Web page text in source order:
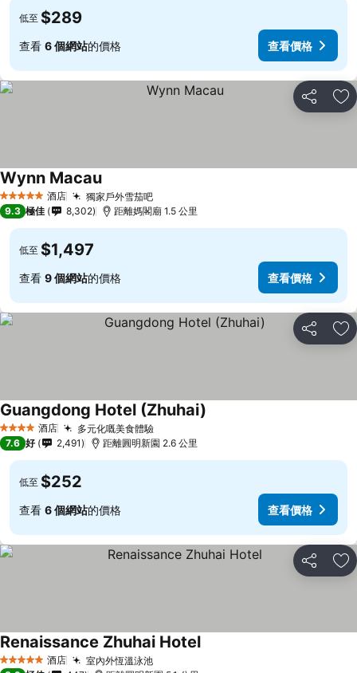
低至 $289
查看 6 個網站的價格 查看價格
分享 放
5 星級 酒店 獨家戶外雪茄吧
Wynn Macau
9.3 極佳 8,302 距離媽閣廟 1.5 公里
低至 $1,497
查看 9 個網站的價格 查看價格
分享 放
4 星級 酒店 多元化嘅美食體驗
Guangdong Hotel (Zhuhai)
7.6 好 2,491 距離圓明新園 2.6 公里
低至 $252
查看 6 個網站的價格 查看價格
分享 放
5 星級 酒店 室內外恆溫泳池
Renaissance Zhuhai Hotel